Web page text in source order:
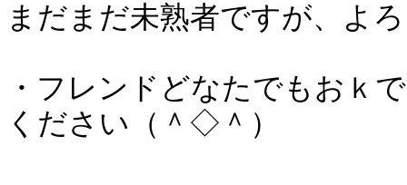
まだまだ未熟者ですが、よ
・フレンドどなたでもおｋ
ください（＾◇＾）